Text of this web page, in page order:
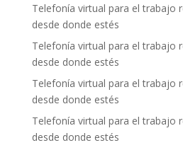
Telefonía virtual para el trabajo
desde donde estés
Telefonía virtual para el trabajo
desde donde estés
Telefonía virtual para el trabajo
desde donde estés
Telefonía virtual para el trabajo
desde donde estés